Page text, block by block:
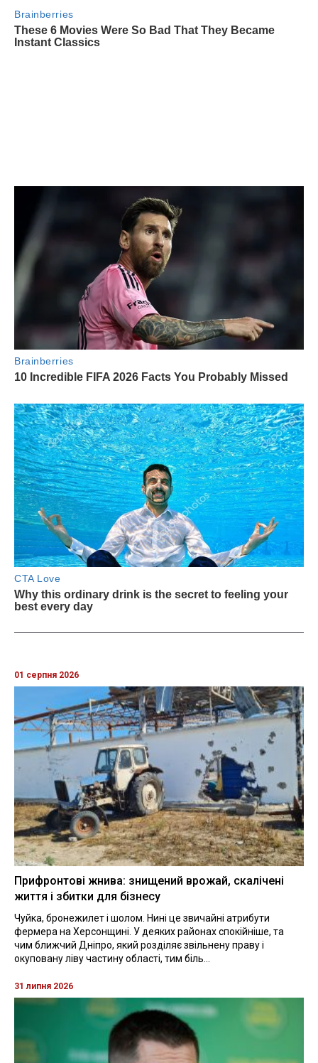
01 серпня 2026
Прифронтові жнива: знищений врожай, скалічені
життя і збитки для бізнесу
Чуйка, бронежилет і шолом. Нині це звичайні атрибути
фермера на Херсонщині. У деяких районах спокійніше, та
чим ближчий Дніпро, який розділяє звільнену праву і
окуповану ліву частину області, тим біль...
31 липня 2026